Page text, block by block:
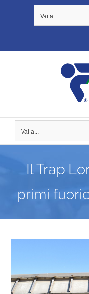
Vai a...
Vai a...
Il Trap
primi